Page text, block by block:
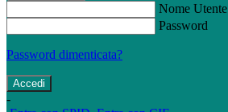
Nome Utente
Password
Password dimenticata?
-